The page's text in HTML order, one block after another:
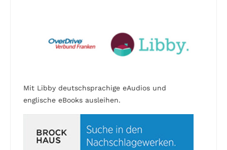
Mit Libby deutschsprachige eAudios und
englische eBooks ausleihen.